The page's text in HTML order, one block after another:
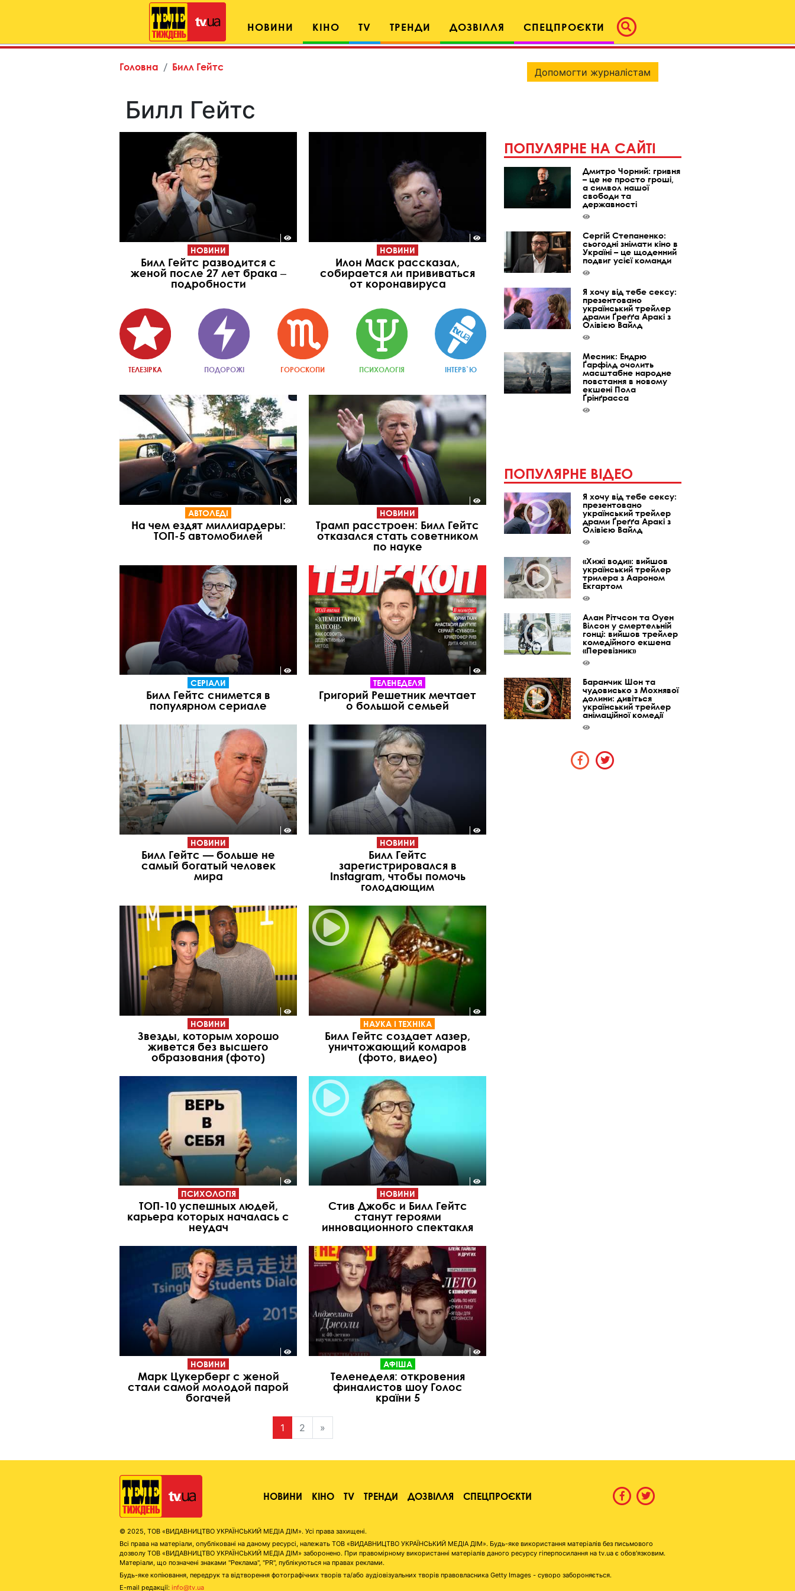
НОВИНИ КІНО TV ТРЕНДИ ДОЗВІЛЛЯ СПЕЦПРОЄКТИ
Головна Билл Гейтс
Билл Гейтс
НОВИНИ
Билл Гейтс разводится с
женой после 27 лет брака ‒
подробности
НОВИНИ
Илон Маск рассказал,
собирается ли прививаться
от коронавируса
ТЕЛЕЗІРКА ПОДОРОЖІ ГОРОСКОПИ ПСИХОЛОГІЯ ІНТЕРВ`Ю
АВТОЛЕДІ
На чем ездят миллиардеры:
ТОП-5 автомобилей
НОВИНИ
Трамп расстроен: Билл Гейтс
отказался стать советником
по науке
СЕРІАЛИ
Билл Гейтс снимется в
популярном сериале
ТЕЛЕНЕДЕЛЯ
Григорий Решетник мечтает
о большой семьей
НОВИНИ
Билл Гейтс — больше не
самый богатый человек
мира
НОВИНИ
Билл Гейтс
зарегистрировался в
Instagram, чтобы помочь
голодающим
НОВИНИ
Звезды, которым хорошо
живется без высшего
образования (фото)
НАУКА І ТЕХНІКА
Билл Гейтс создает лазер,
уничтожающий комаров
(фото, видео)
ПСИХОЛОГІЯ
ТОП-10 успешных людей,
карьера которых началась с
неудач
НОВИНИ
Стив Джобс и Билл Гейтс
станут героями
инновационного спектакля
НОВИНИ
Марк Цукерберг с женой
стали самой молодой парой
богачей
АФІША
Теленеделя: откровения
финалистов шоу Голос
країни 5
1 2 »
Допомогти журналістам
ПОПУЛЯРНЕ НА САЙТІ
Дмитро Чорний: гривня
– це не просто гроші,
а символ нашої
свободи та
державності
Сергій Степаненко:
сьогодні знімати кіно в
Україні – це щоденний
подвиг усієї команди
Я хочу від тебе сексу:
презентовано
український трейлер
драми Ґреґґа Аракі з
Олівією Вайлд
Месник: Ендрю
Ґарфілд очолить
масштабне народне
повстання в новому
екшені Пола
Ґрінґрасса
ПОПУЛЯРНЕ ВІДЕО
Я хочу від тебе сексу:
презентовано
український трейлер
драми Ґреґґа Аракі з
Олівією Вайлд
«Хижі води»: вийшов
український трейлер
трилера з Аароном
Екгартом
Алан Рітчсон та Оуен
Вілсон у смертельній
гонці: вийшов трейлер
комедійного екшена
«Перевізник»
Баранчик Шон та
чудовисько з Мохнявої
долини: дивіться
український трейлер
анімаційної комедії
НОВИНИ КІНО TV ТРЕНДИ ДОЗВІЛЛЯ СПЕЦПРОЄКТИ
© 2025, ТОВ «ВИДАВНИЦТВО УКРАЇНСЬКИЙ МЕДІА ДІМ». Усі права захищені.
Всі права на матеріали, опубліковані на даному ресурсі, належать ТОВ «ВИДАВНИЦТВО УКРАЇНСЬКИЙ МЕДІА ДІМ». Будь-яке використання матеріалів без письмового
дозволу ТОВ «ВИДАВНИЦТВО УКРАЇНСЬКИЙ МЕДІА ДІМ» заборонено. При правомірному використанні матеріалів даного ресурсу гіперпосилання на tv.ua є обов'язковим.
Матеріали, що позначені знаками "Реклама", "PR", публікуються на правах реклами.
Будь-яке копіювання, передрук та відтворення фотографічних творів та/або аудіовізуальних творів правовласника Getty Images - суворо забороняється.
E-mail редакції: info@tv.ua